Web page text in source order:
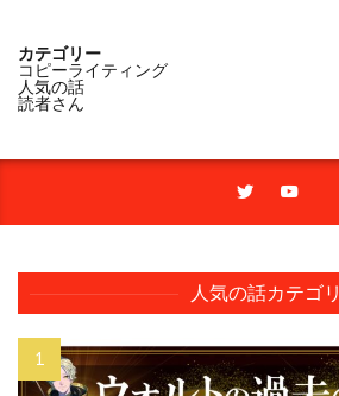
カテゴリー
コピーライティング
人気の話
読者さん
人気の話カテゴリ